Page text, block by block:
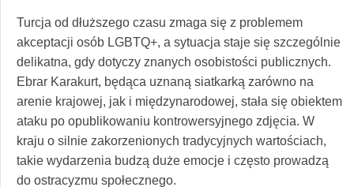
Turcja od dłuższego czasu zmaga się z problemem
akceptacji osób LGBTQ+, a sytuacja staje się szczególnie
delikatna, gdy dotyczy znanych osobistości publicznych.
Ebrar Karakurt, będąca uznaną siatkarką zarówno na
arenie krajowej, jak i międzynarodowej, stała się obiektem
ataku po opublikowaniu kontrowersyjnego zdjęcia. W
kraju o silnie zakorzenionych tradycyjnych wartościach,
takie wydarzenia budzą duże emocje i często prowadzą
do ostracyzmu społecznego.